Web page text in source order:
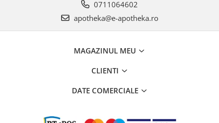
0711064602
apotheka@e-apotheka.ro
MAGAZINUL MEU
CLIENTI
DATE COMERCIALE